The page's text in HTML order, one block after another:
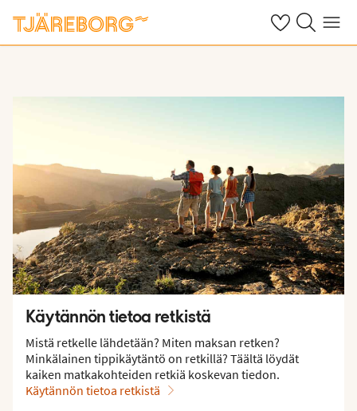
OmatHaku Valikko
Käytännön tietoa retkistä
Mistä retkelle lähdetään? Miten maksan retken?
Minkälainen tippikäytäntö on retkillä? Täältä löydät
kaiken matkakohteiden retkiä koskevan tiedon.
Käytännön tietoa retkistä